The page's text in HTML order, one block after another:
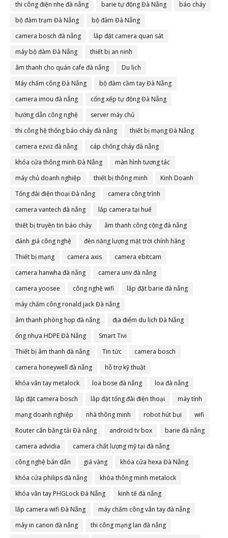
thi công điện nhẹ đà nẵng
barie tự động Đà Nẵng
báo cháy
bộ đàm trạm Đà Nẵng
bộ đàm Đà Nẵng
camera bosch đà nẵng
lắp đặt camera quan sát
máy bộ đàm Đà Nẵng
thiết bị an ninh
âm thanh cho quán cafe đà nẵng
Du lịch
Máy chấm công Đà Nẵng
bộ đàm cầm tay Đà Nẵng
camera imou đà nẵng
cổng xếp tự động Đà Nẵng
hướng dẫn công nghệ
server máy chủ
thi công hệ thống báo cháy đà nẵng
thiết bị mạng Đà Nẵng
camera ezviz đà nẵng
cáp chống cháy đà nẵng
khóa cửa thông minh Đà Nẵng
màn hình tương tác
máy chủ doanh nghiệp
thiết bị thông minh
Kinh Doanh
Tổng đài điện thoại Đà nẵng
camera công trình
camera vantech đà nẵng
lắp camera tại huế
thiết bị truyền tin báo cháy
âm thanh công cộng đà nẵng
đánh giá công nghệ
đèn năng lượng mặt trời chính hãng
Thiết bị mạng
camera axis
camera ebitcam
camera hanwha đà nẵng
camera unv đà nẵng
camera yoosee
công nghệ wifi
lắp đặt barie đà nẵng
máy chấm công ronald jack Đà nẵng
âm thanh phòng họp đà nẵng
địa điểm du lịch Đà Nẵng
ống nhựa HDPE Đà Nẵng
Smart Tivi
Thiết bị âm thanh đà nẵng
Tin tức
camera bosch
camera honeywell đà nẵng
hỗ trợ kỹ thuật
khóa vân tay metalock
loa bose đà nẵng
loa đà nẵng
lắp đặt camera bosch
lắp đặt tổng đài điện thoại
máy tính
mạng doanh nghiệp
nhà thông minh robot hút bụi
wifi
Router cân bằng tải Đà nẵng
android tv box
barie đà nẵng
camera advidia
camera chất lượng mỹ tại đà nẵng
công nghệ bán dẫn
giá vàng
khóa cửa hexa Đà Nẵng
khóa cửa philips đà nẵng
khóa thông minh metalock
khóa vân tay PHGLock Đà Nẵng
kinh tế đà nẵng
lắp camera wifi Đà Nẵng
máy chấm công vân tay đà nẵng
máy in canon đà nẵng
thi công mạng lan đà nẵng